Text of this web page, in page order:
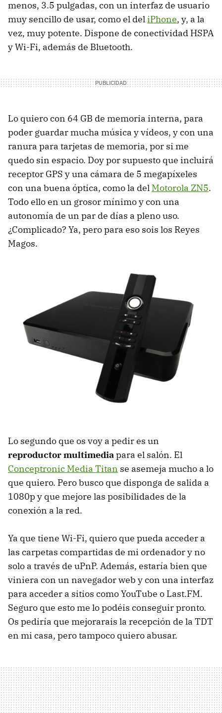
menos, 3.5 pulgadas, con un interfaz de usuario
muy sencillo de usar, como el deliPhone, y, a la
vez, muy potente. Dispone de conectividad HSPA
y Wi-Fi, además de Bluetooth.
Lo quiero con 64 GB de memoria interna, para
poder guardar mucha música y vídeos, y con una
ranura para tarjetas de memoria, por si me
quedo sin espacio. Doy por supuesto que incluirá
receptor GPS y una cámara de 5 megapíxeles
con una buena óptica, como la del Motorola ZN5.
Todo ello en un grosor mínimo y con una
autonomía de un par de días a pleno uso.
¿Complicado? Ya, pero para eso sois los Reyes
Magos.
Lo segundo que os voy a pedir es un
reproductor multimediapara el salón. El
Conceptronic Media Titan se asemeja mucho a lo
que quiero. Pero busco que disponga de salida a
1080p y que mejore las posibilidades de la
conexión a la red.
Ya que tiene Wi-Fi, quiero que pueda acceder a
las carpetas compartidas de mi ordenador y no
solo a través de uPnP. Además, estaría bien que
viniera con un navegador web y con una interfaz
para acceder a sitios como YouTube o Last.FM.
Seguro que esto me lo podéis conseguir pronto.
Os pediría que mejorarais la recepción de la TDT
en mi casa, pero tampoco quiero abusar.